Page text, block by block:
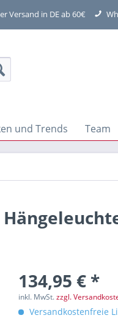
Versand in DE ab 60€
und Trends Team
134,95 € *
inkl. MwSt.zzgl.
Versandkostenfreie